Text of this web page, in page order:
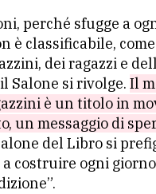
perché sfugge a
è classificabile,
dei ragazzi e
Salone si rivolge. Il
è un titolo in
un messaggio di
del Libro si
costruire ogni